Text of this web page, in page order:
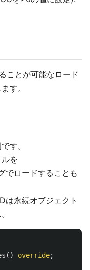
ことが可能なロード
す。
す。
を
でロードすることも
は永続オブジェクト
() override;